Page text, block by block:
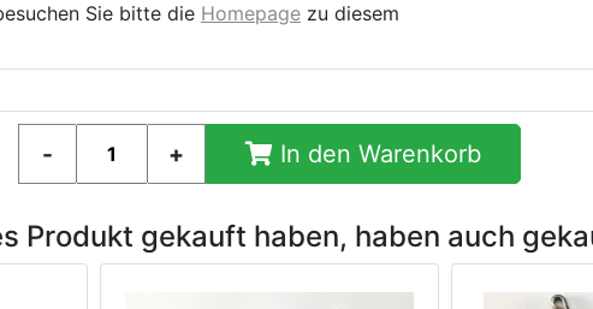
Sie bitte die Homepage zu diesem
In den Warenkorb
Produkt gekauft haben, haben auch